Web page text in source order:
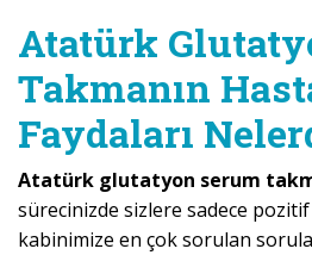
Atatürk
Takmanın
Faydaları
Atatürk glutatyon serum
sürecinizde sizlere sadece
kabinimize en çok sorulan